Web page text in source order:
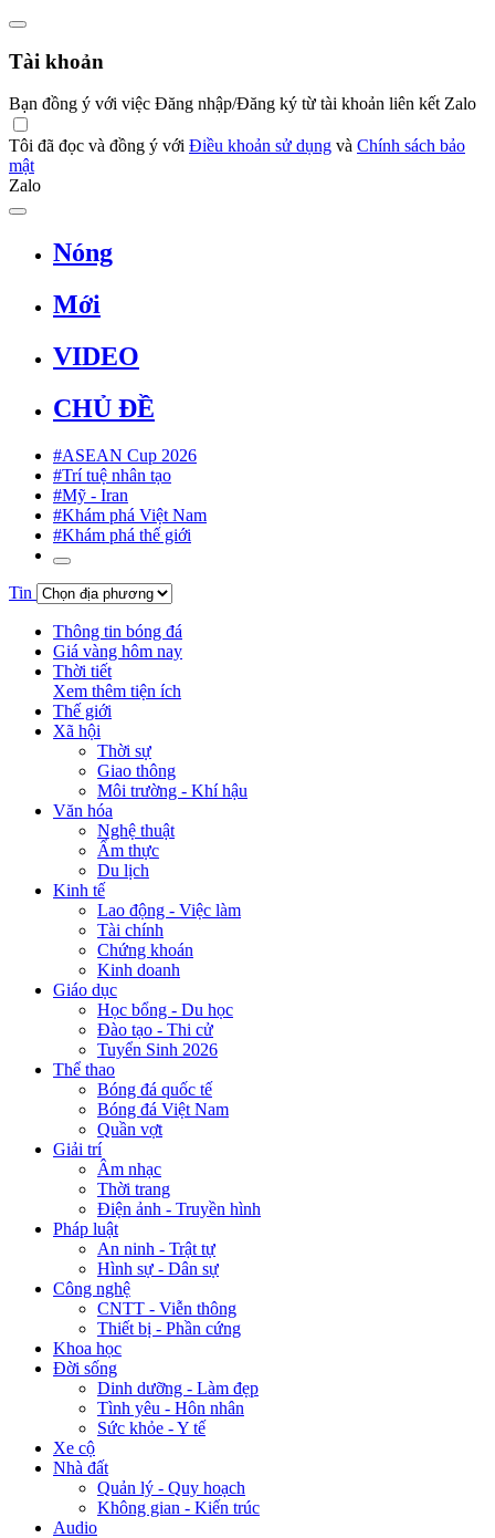
Tài khoản
Bạn đồng ý với việc Đăng nhập/Đăng ký từ tài khoản liên kết Zalo
Tôi đã đọc và đồng ý với Điều khoản sử dụng và Chính sách bảo
mật
Zalo
Nóng
Mới
VIDEO
CHỦ ĐỀ
#ASEAN Cup 2026
#Trí tuệ nhân tạo
#Mỹ - Iran
#Khám phá Việt Nam
#Khám phá thế giới
Tin
Thông tin bóng đá
Giá vàng hôm nay
Thời tiết
Xem thêm tiện ích
Thế giới
Xã hội
Thời sự
Giao thông
Môi trường - Khí hậu
Văn hóa
Nghệ thuật
Ẩm thực
Du lịch
Kinh tế
Lao động - Việc làm
Tài chính
Chứng khoán
Kinh doanh
Giáo dục
Học bổng - Du học
Đào tạo - Thi cử
Tuyển Sinh 2026
Thể thao
Bóng đá quốc tế
Bóng đá Việt Nam
Quần vợt
Giải trí
Âm nhạc
Thời trang
Điện ảnh - Truyền hình
Pháp luật
An ninh - Trật tự
Hình sự - Dân sự
Công nghệ
CNTT - Viễn thông
Thiết bị - Phần cứng
Khoa học
Đời sống
Dinh dưỡng - Làm đẹp
Tình yêu - Hôn nhân
Sức khỏe - Y tế
Xe cộ
Nhà đất
Quản lý - Quy hoạch
Không gian - Kiến trúc
Audio